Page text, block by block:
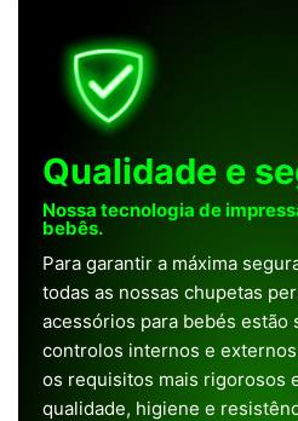
Qualidade e
Nossa tecnologia de
bebês.
Para garantir a máxima
todas as nossas chupetas
acessórios para bebés estão
controlos internos e
os requisitos mais rigorosos
qualidade, higiene e